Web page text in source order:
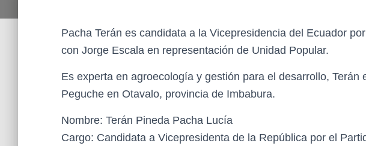
Pacha Terán es candidata a la Vicepresidencia del Ecuador
con Jorge Escala en representación de Unidad Popular.
Es experta en agroecología y gestión para el desarrollo, Terán
Peguche en Otavalo, provincia de Imbabura.
Nombre: Terán Pineda Pacha Lucía
Cargo: Candidata a Vicepresidenta de la República por el